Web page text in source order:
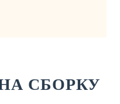
СБОРКУ